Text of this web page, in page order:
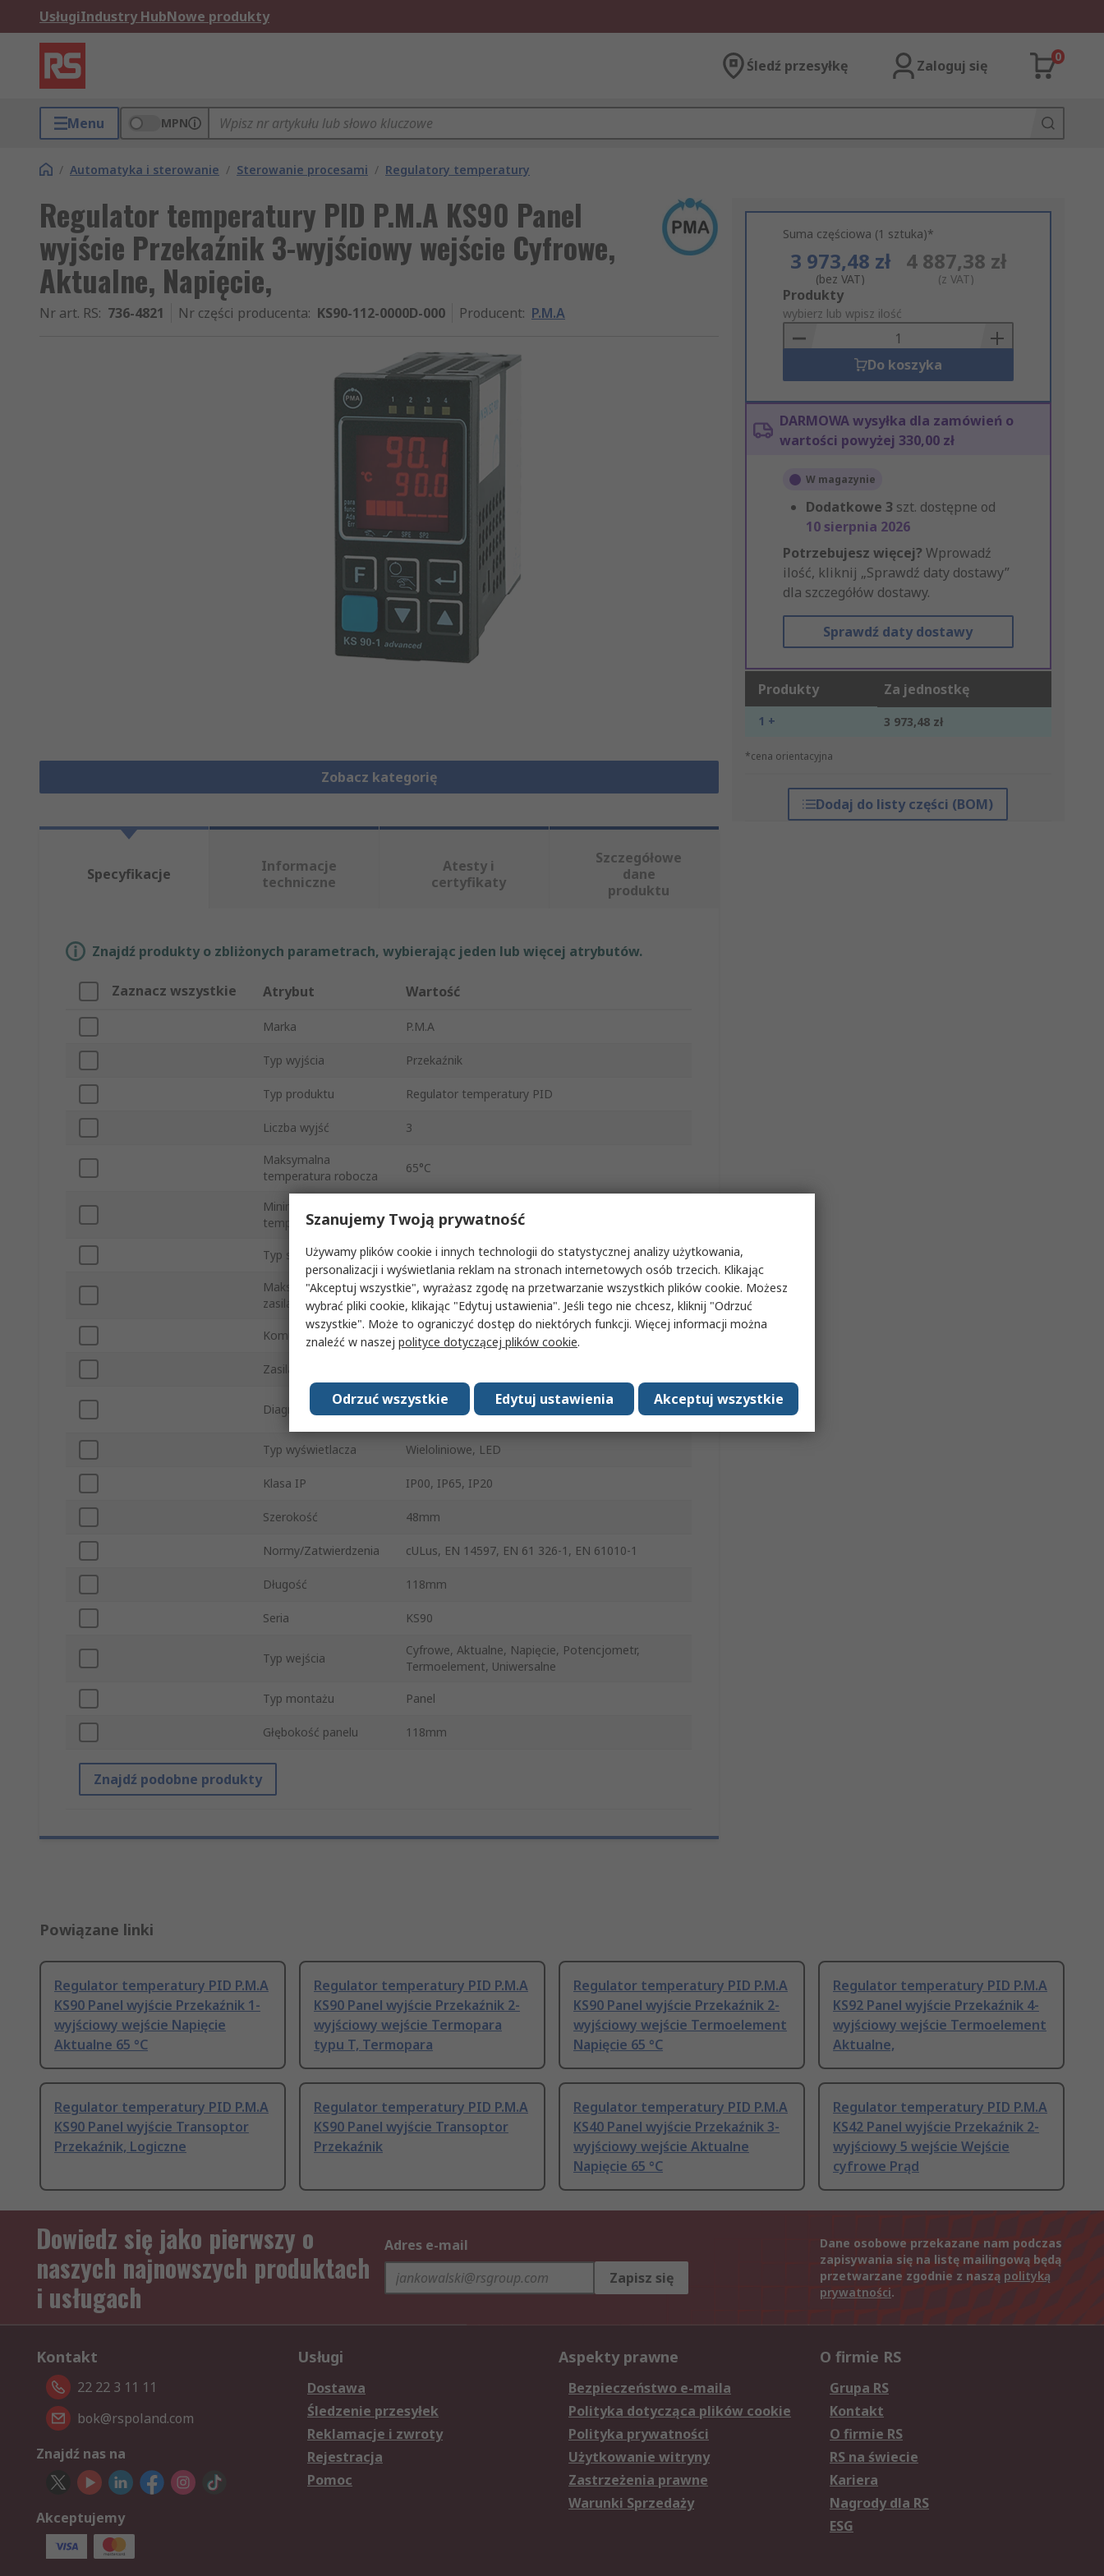
UsługiIndustry HubNowe produkty
Śledź przesyłkę Zaloguj się
0
Menu MPN
/ Automatyka i sterowanie / Sterowanie procesami / Regulatory temperatury
Regulator temperatury PID P.M.A KS90 Panel
wyjście Przekaźnik 3-wyjściowy wejście Cyfrowe,
Aktualne, Napięcie,
Nr art. RS: 736-4821 Nr części producenta: KS90-112-0000D-000 Producent: P.M.A
Zobacz kategorię
Suma częściowa (1 sztuka)*
3 973,48 zł
(bez VAT)
4 887,38 zł
(z VAT)
Add
to
Basket
Produkty
wybierz lub wpisz ilość
Do koszyka
DARMOWA wysyłka dla zamówień o
wartości powyżej 330,00 zł
W magazynie
Dodatkowe 3 szt. dostępne od
10 sierpnia 2026
Potrzebujesz więcej? Wprowadź
ilość, kliknij „Sprawdź daty dostawy”
dla szczegółów dostawy.
Sprawdź daty dostawy
Produkty Za jednostkę
1 + 3 973,48 zł
*cena orientacyjna
Dodaj do listy części (BOM)
Specyfikacje
Informacje
techniczne
Atesty i
certyfikaty
Szczegółowe
dane
produktu
Znajdź produkty o zbliżonych parametrach, wybierając jeden lub więcej atrybutów.
Zaznacz wszystkie Atrybut Wartość
Marka P.M.A
Typ wyjścia Przekaźnik
Typ produktu Regulator temperatury PID
Liczba wyjść 3
Maksymalna
temperatura robocza
65°C
Minimalna
temperatura robocza
-20°C
Typ sterowania Wł.-wył.
Maksymalne napięcie
zasilania
260V ac
Komunikacja cyfrowa RS422/RS485/Modbus RTU, PROFIBUS-DP
Zasilacz pomocniczy
Diagnostyka
Monitorowanie aktuatora Dac, Alarm, Komunikaty
o błędach, Menedżer konserwacji i lista błędów
Typ wyświetlacza Wieloliniowe, LED
Klasa IP IP00, IP65, IP20
Szerokość 48mm
Normy/Zatwierdzenia cULus, EN 14597, EN 61 326-1, EN 61010-1
Długość 118mm
Seria KS90
Typ wejścia
Cyfrowe, Aktualne, Napięcie, Potencjometr,
Termoelement, Uniwersalne
Typ montażu Panel
Głębokość panelu 118mm
Znajdź podobne produkty
Powiązane linki
Regulator temperatury PID P.M.A
KS90 Panel wyjście Przekaźnik 1-
wyjściowy wejście Napięcie
Aktualne 65 °C
Regulator temperatury PID P.M.A
KS90 Panel wyjście Przekaźnik 2-
wyjściowy wejście Termopara
typu T, Termopara
Regulator temperatury PID P.M.A
KS90 Panel wyjście Przekaźnik 2-
wyjściowy wejście Termoelement
Napięcie 65 °C
Regulator temperatury PID P.M.A
KS92 Panel wyjście Przekaźnik 4-
wyjściowy wejście Termoelement
Aktualne,
Regulator temperatury PID P.M.A
KS90 Panel wyjście Transoptor
Przekaźnik, Logiczne
Regulator temperatury PID P.M.A
KS90 Panel wyjście Transoptor
Przekaźnik
Regulator temperatury PID P.M.A
KS40 Panel wyjście Przekaźnik 3-
wyjściowy wejście Aktualne
Napięcie 65 °C
Regulator temperatury PID P.M.A
KS42 Panel wyjście Przekaźnik 2-
wyjściowy 5 wejście Wejście
cyfrowe Prąd
Dowiedz się jako pierwszy o
naszych najnowszych produktach
i usługach
Adres e-mail
Zapisz się
Dane osobowe przekazane nam podczas
zapisywania się na listę mailingową będą
przetwarzane zgodnie z naszą polityką
prywatności.
Kontakt
22 22 3 11 11
bok@rspoland.com
Znajdź nas na
Akceptujemy
Usługi
Dostawa
Śledzenie przesyłek
Reklamacje i zwroty
Rejestracja
Pomoc
Aspekty prawne
Bezpieczeństwo e-maila
Polityka dotycząca plików cookie
Polityka prywatności
Użytkowanie witryny
Zastrzeżenia prawne
Warunki Sprzedaży
O firmie RS
Grupa RS
Kontakt
O firmie RS
RS na świecie
Kariera
Nagrody dla RS
ESG
Szanujemy Twoją prywatność
Używamy plików cookie i innych technologii do statystycznej analizy użytkowania,
personalizacji i wyświetlania reklam na stronach internetowych osób trzecich. Klikając
"Akceptuj wszystkie", wyrażasz zgodę na przetwarzanie wszystkich plików cookie. Możesz
wybrać pliki cookie, klikając "Edytuj ustawienia". Jeśli tego nie chcesz, kliknij "Odrzuć
wszystkie". Może to ograniczyć dostęp do niektórych funkcji. Więcej informacji można
znaleźć w naszej polityce dotyczącej plików cookie.
Akceptuj wszystkie
Edytuj ustawienia
Odrzuć wszystkie